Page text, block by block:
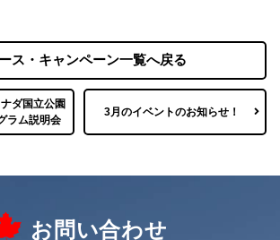
ダ国立公園
ラム説明会
ス・キャンペーン一覧へ戻る
3月のイベントのお知らせ！
お問い合わせ